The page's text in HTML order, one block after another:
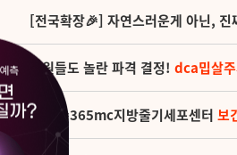
[전국확장🎉] 자연스러운게 아닌, 진
직원들도 놀란 파격 결정! dca밉살
(축) 🎉365mc지방줄기세포센터 보